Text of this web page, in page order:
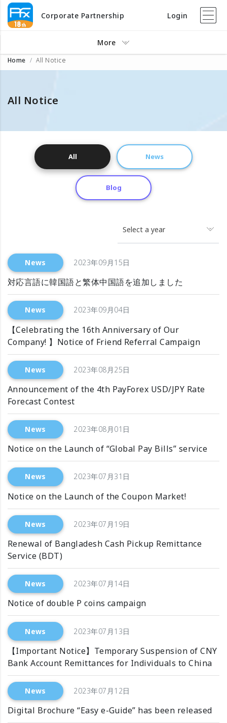
Corporate Partnership Login
More
Home All Notice
All Notice
All News
Blog
Select a year
News 2023年09月15日
対応言語に韓国語と繁体中国語を追加しました
News 2023年09月04日
【Celebrating the 16th Anniversary of Our
Company! 】Notice of Friend Referral Campaign
News 2023年08月25日
Announcement of the 4th PayForex USD/JPY Rate
Forecast Contest
News 2023年08月01日
Notice on the Launch of “Global Pay Bills” service
News 2023年07月31日
Notice on the Launch of the Coupon Market!
News 2023年07月19日
Renewal of Bangladesh Cash Pickup Remittance
Service (BDT)
News 2023年07月14日
Notice of double P coins campaign
News 2023年07月13日
【Important Notice】Temporary Suspension of CNY
Bank Account Remittances for Individuals to China
News 2023年07月12日
Digital Brochure “Easy e-Guide” has been released